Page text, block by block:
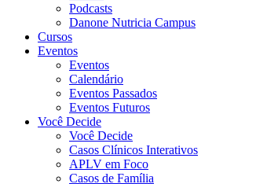
Podcasts
Danone Nutricia Campus
Cursos
Eventos
Eventos
Calendário
Eventos Passados
Eventos Futuros
Você Decide
Você Decide
Casos Clínicos Interativos
APLV em Foco
Casos de Família